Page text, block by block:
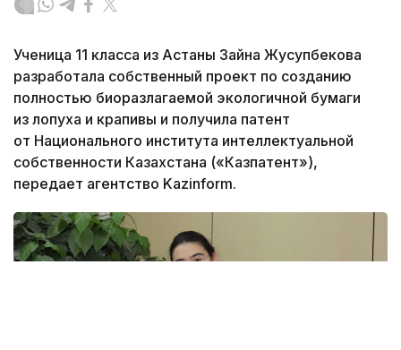
Ученица 11 класса из Астаны Зайна Жусупбекова
разработала собственный проект по созданию
полностью биоразлагаемой экологичной бумаги
из лопуха и крапивы и получила патент
от Национального института интеллектуальной
собственности Казахстана («Казпатент»),
передает агентство Kazinform.